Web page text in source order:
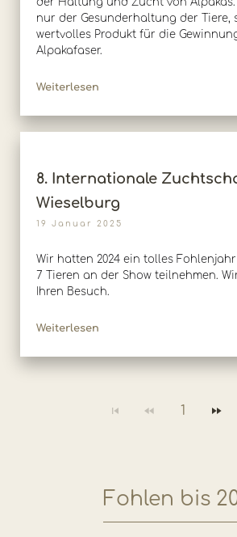
nur der Gesunderhaltung der Tiere,
wertvolles Produkt für die
Alpakafaser.
Weiterlesen
8. Internationale
Wieselburg
19 Januar 2025
Wir hatten 2024 ein tolles
7 Tieren an der Show teilnehmen.
Ihren Besuch.
Weiterlesen
1
Fohlen bis